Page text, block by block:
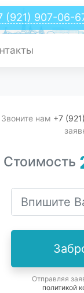
(921) 907-06-
Звоните нам +7
Стоимость
Отправляя
политикой